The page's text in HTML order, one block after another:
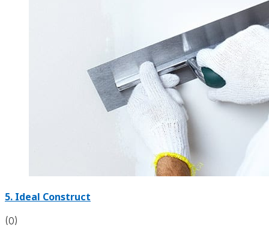
5. Ideal Construct
(0)